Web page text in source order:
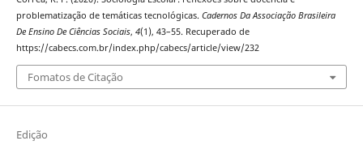
problematização de temáticas tecnológicas. Cadernos Da Associação Brasileira
De Ensino De Ciências Sociais, 4(1), 43–55. Recuperado de
https://cabecs.com.br/index.php/cabecs/article/view/232
Fomatos de Citação
Edição